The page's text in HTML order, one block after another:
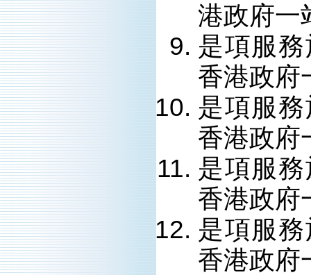
港政府一
是項服
香港政府
是項服
香港政府
是項服
香港政府
是項服
香港政府